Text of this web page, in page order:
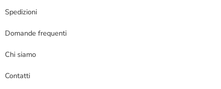
Spedizioni
Domande frequenti
Chi siamo
Contatti